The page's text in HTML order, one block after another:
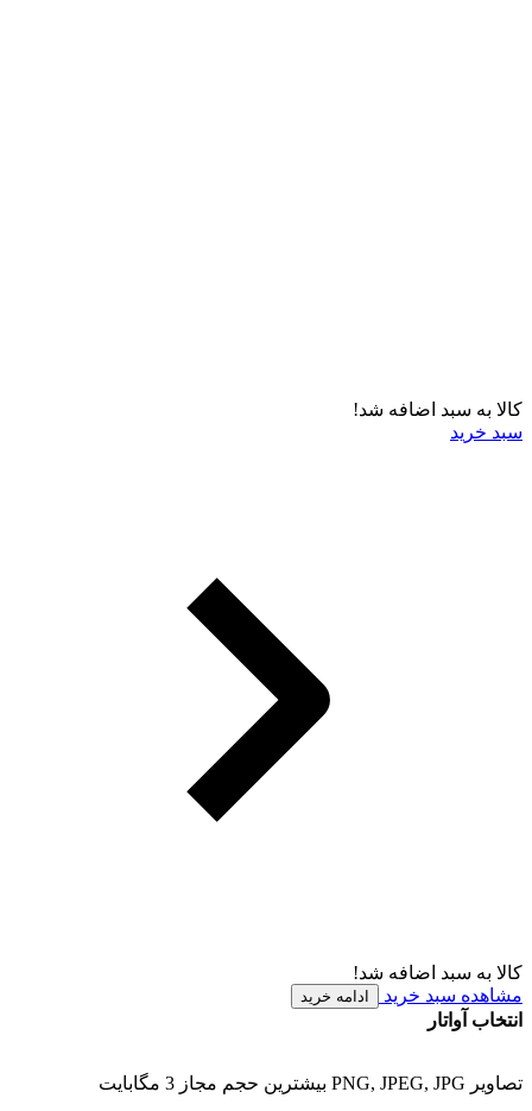
کالا به سبد اضافه شد!
سبد خرید
کالا به سبد اضافه شد!
مشاهده سبد خرید
ادامه خرید
انتخاب آواتار
تصاویر PNG, JPEG, JPG بیشترین حجم مجاز 3 مگابایت